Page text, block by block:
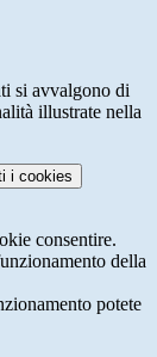
si avvalgono di
illustrate nella
i cookies
consentire.
della
potete